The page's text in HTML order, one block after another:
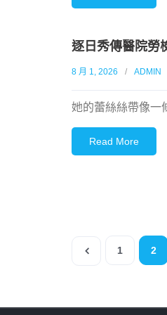
逐日秀傳醫院勞
8 月 1, 2026 ADMIN
她的蕾絲絲帶像一
Read More
1 2